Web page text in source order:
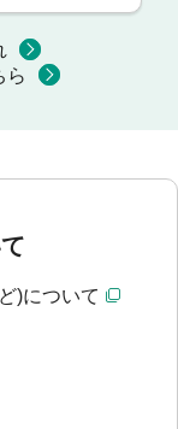
ら
)について